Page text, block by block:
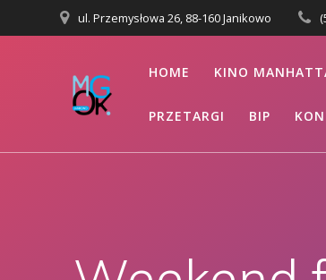
do
ul. Przemysłowa 26, 88-160 Janikowo
HOME KINO
PRZETARGI BIP